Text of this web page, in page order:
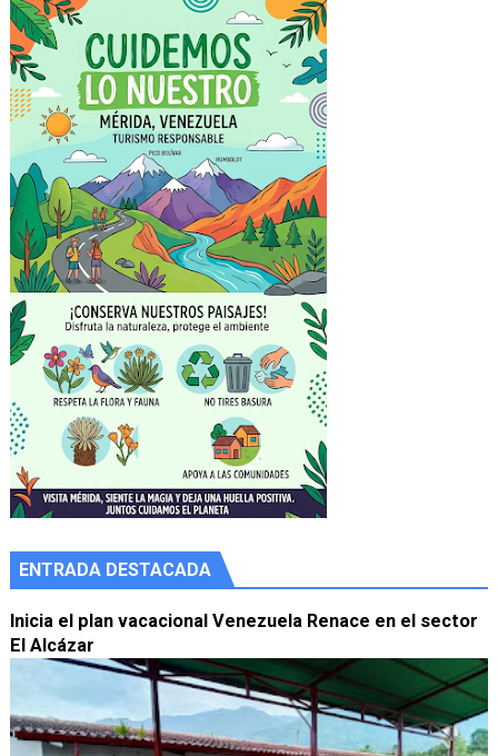
ENTRADA DESTACADA
Inicia el plan vacacional Venezuela Renace en el sector
El Alcázar